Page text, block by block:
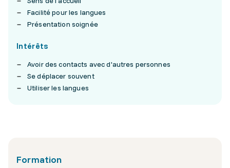
Facilité pour les langues
Présentation soignée
Intérêts
Avoir des contacts avec d'autres personnes
Se déplacer souvent
Utiliser les langues
Formation